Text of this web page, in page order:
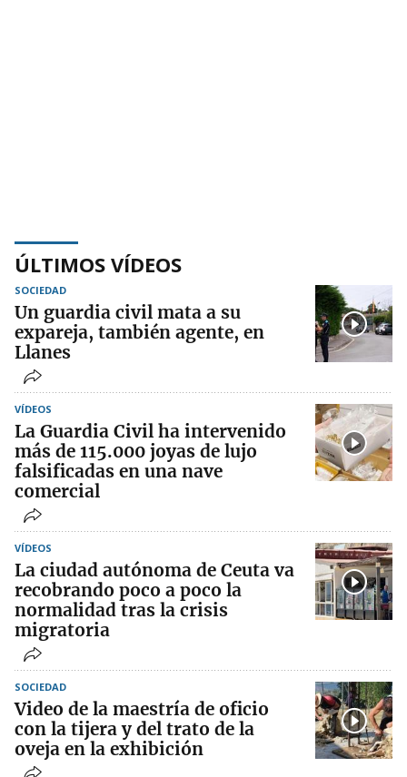
ÚLTIMOS VÍDEOS
SOCIEDAD
Un guardia civil mata a su
expareja, también agente, en
Llanes
VÍDEOS
La Guardia Civil ha intervenido
más de 115.000 joyas de lujo
falsificadas en una nave
comercial
VÍDEOS
La ciudad autónoma de Ceuta va
recobrando poco a poco la
normalidad tras la crisis
migratoria
SOCIEDAD
Video de la maestría de oficio
con la tijera y del trato de la
oveja en la exhibición